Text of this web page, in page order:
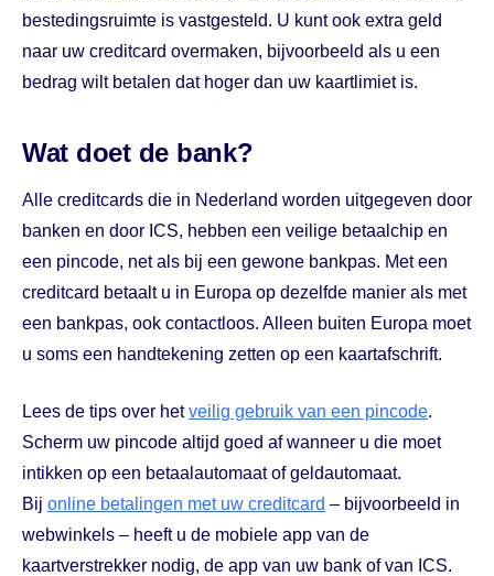
bestedingsruimte is vastgesteld. U kunt ook extra geld
naar uw creditcard overmaken, bijvoorbeeld als u een
bedrag wilt betalen dat hoger dan uw kaartlimiet is.
Wat doet de bank?
Alle creditcards die in Nederland worden uitgegeven door
banken en door ICS, hebben een veilige betaalchip en
een pincode, net als bij een gewone bankpas. Met een
creditcard betaalt u in Europa op dezelfde manier als met
een bankpas, ook contactloos. Alleen buiten Europa moet
u soms een handtekening zetten op een kaartafschrift.
Lees de tips over hetveilig gebruik van een pincode.
Scherm uw pincode altijd goed af wanneer u die moet
intikken op een betaalautomaat of geldautomaat.
Bij online betalingen met uw creditcard – bijvoorbeeld in
webwinkels – heeft u de mobiele app van de
kaartverstrekker nodig, de app van uw bank of van ICS.